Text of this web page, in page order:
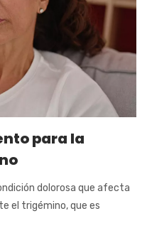
para la
dolorosa que afecta
el trigémino, que es